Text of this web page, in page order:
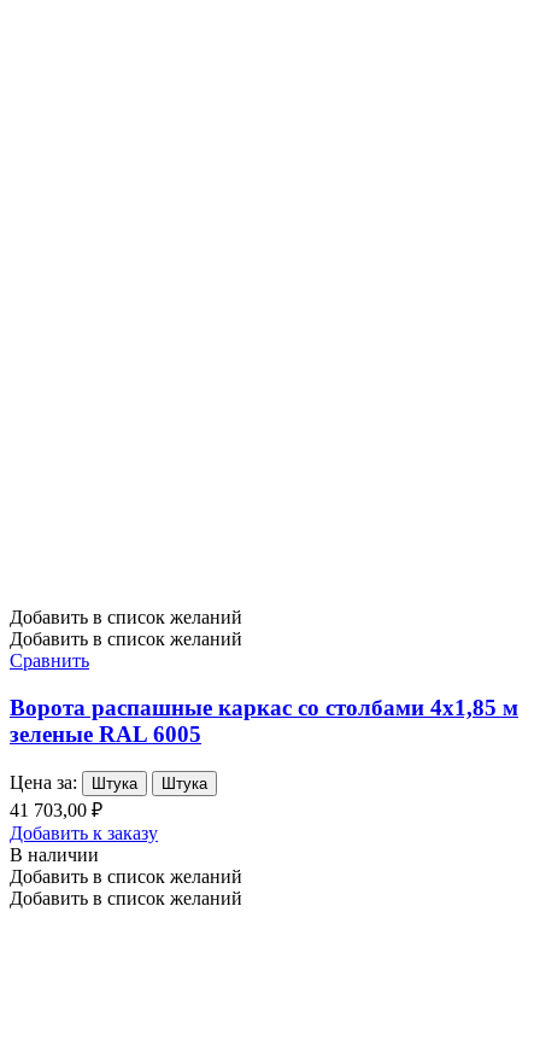
Добавить в список желаний
Добавить в список желаний
Сравнить
Ворота распашные каркас со столбами 4х1,85 м
зеленые RAL 6005
Цена за: Штука Штука
41 703,00 ₽
Добавить к заказу
В наличии
Добавить в список желаний
Добавить в список желаний